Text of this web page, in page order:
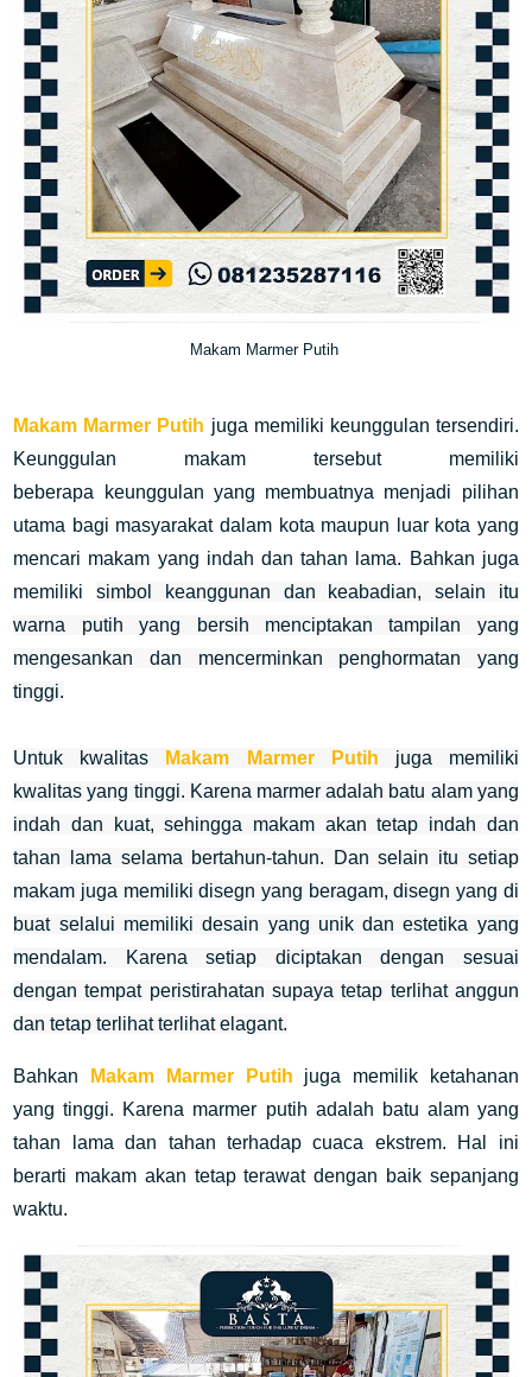
Makam Marmer Putih
Makam Marmer Putih juga memiliki keunggulan tersendiri.
Keunggulan makam tersebut memiliki
beberapa
keunggulan yang membuatnya menjadi pilihan
utama bagi masyarakat dalam kota maupun luar kota yang
mencari makam yang indah dan tahan lama. Bahkan juga
memiliki simbol keanggunan dan keabadian, selain itu
warna putih yang bersih menciptakan tampilan yang
mengesankan dan mencerminkan penghormatan yang
tinggi.
Untuk kwalitas Makam Marmer Putih juga memiliki
kwalitas yang tinggi. Karena marmer adalah batu alam yang
indah dan kuat, sehingga makam akan tetap indah dan
tahan lama selama bertahun-tahun. Dan selain itu setiap
makam juga memiliki disegn yang beragam, disegn yang di
buat selalui memiliki desain yang unik dan estetika yang
mendalam. Karena setiap diciptakan dengan sesuai
dengan tempat peristirahatan supaya tetap terlihat anggun
dan tetap terlihat terlihat elagant.
Bahkan Makam Marmer Putih juga memilik ketahanan
yang tinggi. Karena marmer putih adalah batu alam yang
tahan lama dan tahan terhadap cuaca ekstrem. Hal ini
berarti makam akan tetap terawat dengan baik sepanjang
waktu.